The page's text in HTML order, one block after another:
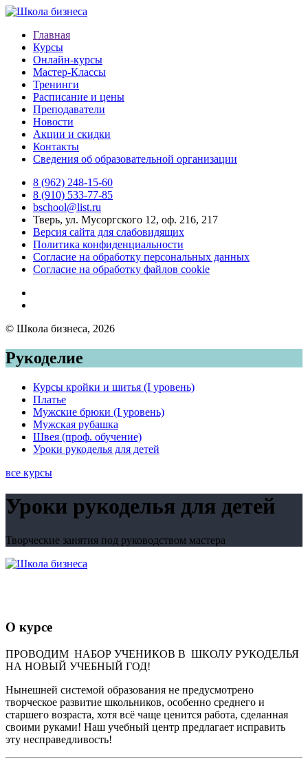
Главная
Курсы
Онлайн-курсы
Мастер-Классы
Тренинги
Расписание и цены
Преподаватели
Новости
Акции и скидки
Контакты
Сведения об образовательной организации
8 (962) 248-15-60
8 (910) 533-77-85
bschool@list.ru
Тверь, ул. Мусоргского 12, оф. 216, 217
Версия сайта для слабовидящих
Политика конфиденциальности
Согласие на обработку персональных данных
Согласие на обработку файлов cookie
© Школа бизнеса, 2026
Рукоделие
Курсы кройки и шитья (I уровень)
Платье
Мужские брюки (I уровень)
Мужская рубашка
Швея (проф. обучение)
Уроки рукоделья для детей
все курсы
Уроки рукоделья для детей
Творческие занятия под руководством мастера
О курсе
ПРОВОДИМ НАБОР УЧЕНИКОВ В ШКОЛУ РУКОДЕЛЬЯ
НА НОВЫЙ УЧЕБНЫЙ ГОД!
Нынешней системой образования не предусмотрено
творческое развитие школьников, особенно среднего и
старшего возраста, хотя всё чаще ценится работа, сделанная
своими руками! Наш учебный центр предлагает исправить
эту несправедливость!